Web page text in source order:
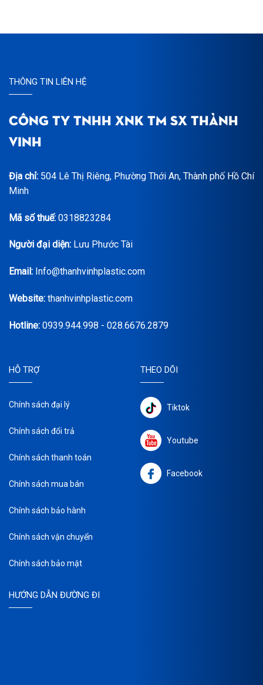
THÔNG TIN LIÊN HỆ
CÔNG TY TNHH XNK TM SX THÀNH
VINH
Địa chỉ: 504 Lê Thị Riêng, Phường Thới An, Thành phố Hồ Chí
Minh
Mã số thuế: 0318823284
Người đại diện: Lưu Phước Tài
Email: Info@thanhvinhplastic.com
Website: thanhvinhplastic.com
Hotline: 0939.944.998 - 028.6676.2879
HỖ TRỢ
Chính sách đại lý
Chính sách đổi trả
Chính sách thanh toán
Chính sách mua bán
Chính sách bảo hành
Chính sách vận chuyển
Chính sách bảo mật
THEO DÕI
Tiktok
Youtube
Facebook
HƯỚNG DẪN ĐƯỜNG ĐI